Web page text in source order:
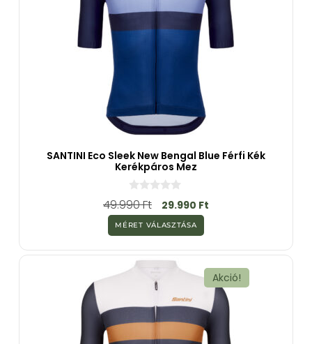
SANTINI Eco Sleek New Bengal Blue Férfi Kék
Kerékpáros Mez
0
a
5
-
b
ő
l
49.990Ft 29.990 Ft
MÉRET VÁLASZTÁSA
Akció!